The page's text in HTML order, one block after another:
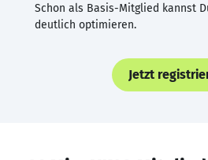
Schon als Basis-Mitglied kannst
deutlich optimieren.
Jetzt